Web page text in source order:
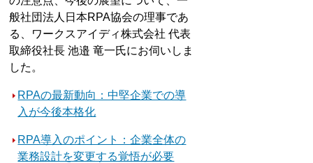
般社団法人日本RPA協会の理事であ
る、ワークスアイディ株式会社 代表
取締役社長 池邉 竜一氏にお伺いしま
した。
RPAの最新動向：中堅企業での導
入が今後本格化
RPA導入のポイント：企業全体の
業務設計を変更する覚悟が必要